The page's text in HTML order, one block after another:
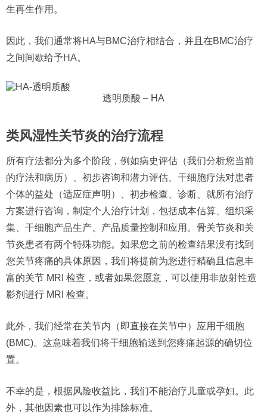
生再生作用。
因此，我们通常将HA与BMC治疗相结合，并且在BMC治疗
之间间歇给予HA。
透明质酸 – HA
类风湿性关节炎的治疗流程
所有疗法都分为多个阶段，例如病史评估（我们分析您当前
的疗法和病历）、初步咨询和潜力评估、干细胞疗法对患者
个体的益处（适应症声明）、初步检查、诊断、就所有治疗
方案进行咨询，制定个人治疗计划，包括成本估算、组织采
集、干细胞产品生产、产品质量控制和应用。骨关节炎和关
节炎患者有两个特殊功能。如果您之前的检查结果没有找到
您关节疼痛的具体原因，我们将提前为您进行精确且信息丰
富的关节 MRI 检查，或者如果您愿意，可以使用非放射性造
影剂进行 MRI 检查。
此外，我们经常在关节内（即直接在关节中）应用干细胞
(BMC)。这意味着我们将干细胞输送到您疼痛起源的确切位
置。
不幸的是，根据风险收益比，我们不能治疗儿童或孕妇。此
外，其他因素也可以作为排除标准。